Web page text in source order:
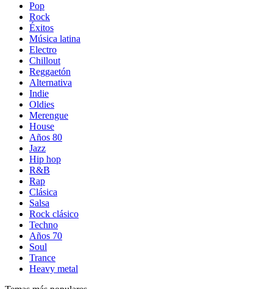
Pop
Rock
Éxitos
Música latina
Electro
Chillout
Reggaetón
Alternativa
Indie
Oldies
Merengue
House
Años 80
Jazz
Hip hop
R&B
Rap
Clásica
Salsa
Rock clásico
Techno
Años 70
Soul
Trance
Heavy metal